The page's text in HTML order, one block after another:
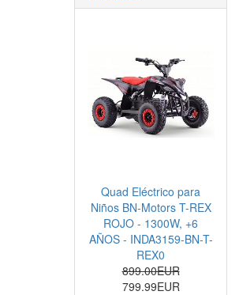
Quad Eléctrico para
Niños BN-Motors T-REX
ROJO - 1300W, +6
AÑOS - INDA3159-BN-T-
REX0
899.00EUR
799.99EUR